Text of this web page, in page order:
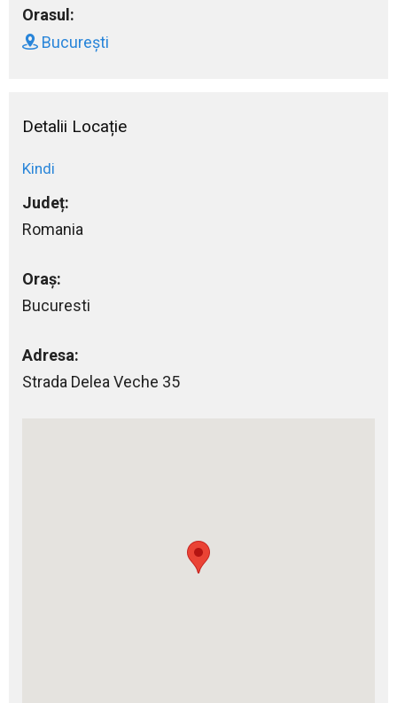
Orasul:
București
Detalii Locație
Kindi
Județ:
Romania
Oraș:
Bucuresti
Adresa:
Strada Delea Veche 35